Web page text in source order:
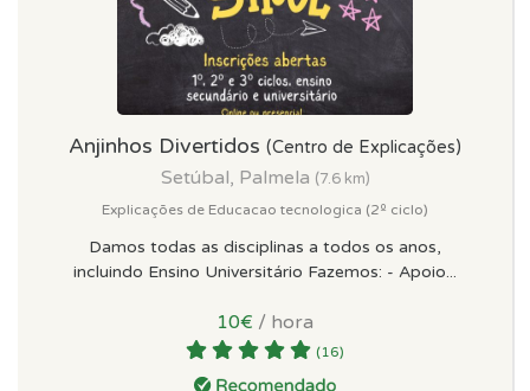
Anjinhos Divertidos (Centro de Explicações)
Setúbal, Palmela (7.6 km)
Explicações de Educacao tecnologica (2º ciclo)
Damos todas as disciplinas a todos os anos,
incluindo Ensino Universitário Fazemos: - Apoio...
10€ / hora
(16)